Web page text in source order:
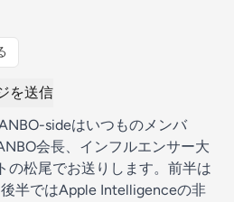
を送信
sideはいつものメンバ
会長、インフルエンサー大
の松尾でお送りします。前半は
半ではApple Intelligenceの非